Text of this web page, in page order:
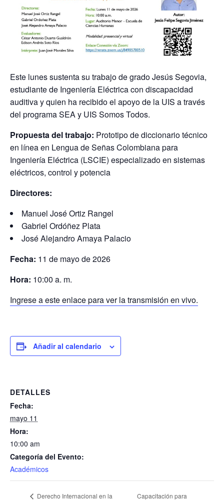
Este lunes sustenta su trabajo de grado Jesús Segovia,
estudiante de Ingeniería Eléctrica con discapacidad
auditiva y quien ha recibido el apoyo de la UIS a través
del programa SEA y UIS Somos Todos.
Propuesta del trabajo: Prototipo de diccionario técnico
en línea en Lengua de Señas Colombiana para
Ingeniería Eléctrica (LSCIE) especializado en sistemas
eléctricos, control y potencia
Directores:
Manuel José Ortiz Rangel
Gabriel Ordóñez Plata
José Alejandro Amaya Palacio
Fecha: 11 de mayo de 2026
Hora: 10:00 a. m.
Ingrese a este enlace para ver la transmisión en vivo.
Añadir al calendario
DETALLES
Fecha:
mayo 11
Hora:
10:00 am
Categoría del Evento:
Académicos
Derecho Internacional en la
Capacitación para